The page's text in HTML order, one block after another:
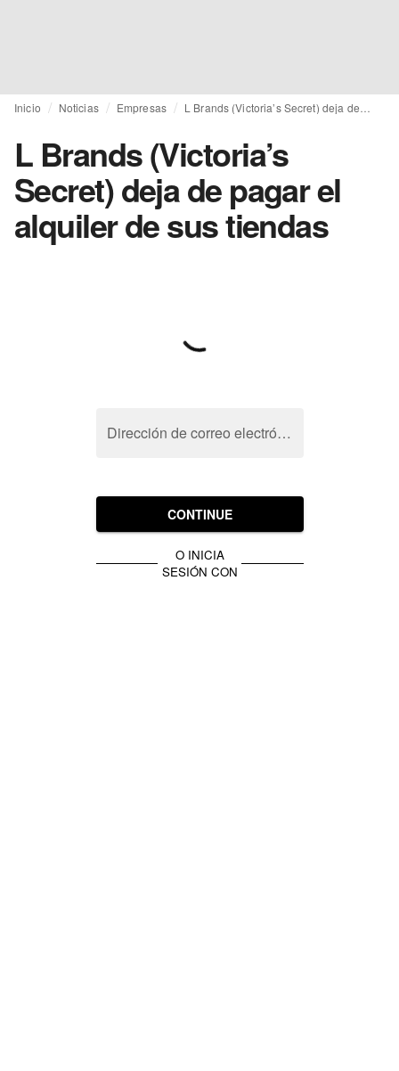
Inicio Noticias Empresas
L Brands (Victoria’s
Secret) deja de pagar el
alquiler de sus tiendas
Dirección de correo electrónico
CONTINUE
O INICIA
SESIÓN CON